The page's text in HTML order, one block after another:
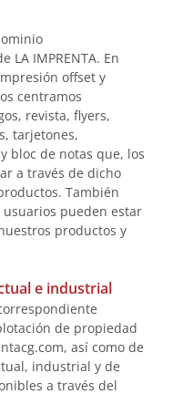
IMPRENTA. En
offset y
centramos
revista, flyers,
tarjetones,
bloc de notas que, los
a través de dicho
También
pueden estar
productos y
e industrial
de propiedad
así como de
industrial y de
a través del